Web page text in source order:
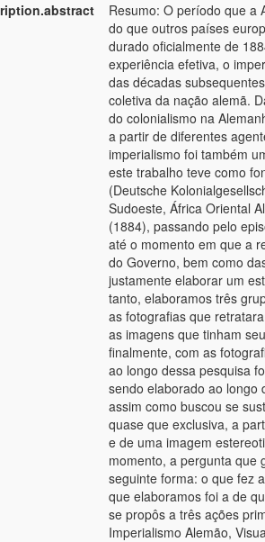
Resumo: O período que a
do que outros países
durado oficialmente de
experiência efetiva, o
das décadas
coletiva da nação alemã.
do colonialismo na
a partir de diferentes
imperialismo foi também
este trabalho teve como
(Deutsche
Sudoeste, África Oriental
(1884), passando pelo
até o momento em que a
do Governo, bem como
justamente elaborar um
tanto, elaboramos três
as fotografias que
as imagens que tinham
finalmente, com as
ao longo dessa pesquisa
sendo elaborado ao longo
assim como buscou se
quase que exclusiva, a
e de uma imagem
momento, a pergunta que
seguinte forma: o que fez
que elaboramos foi a de
se propôs a três ações
Imperialismo Alemão,